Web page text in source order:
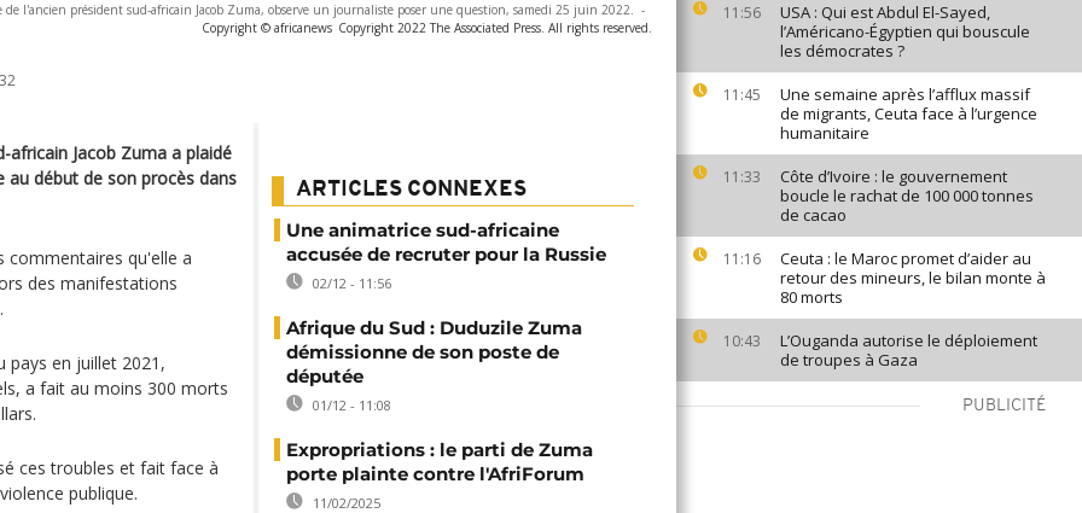
11:56
USA : Qui est Abdul El-Sayed,
l’Américano-Égyptien qui bouscule
les démocrates ?
11:45
Une semaine après l’afflux massif
de migrants, Ceuta face à l’urgence
humanitaire
11:33
Côte d’Ivoire : le gouvernement
boucle le rachat de 100 000 tonnes
de cacao
11:16
Ceuta : le Maroc promet d’aider au
retour des mineurs, le bilan monte à
80 morts
10:43
L’Ouganda autorise le déploiement
de troupes à Gaza
PUBLICITÉ
l'ancien président sud-africain Jacob Zuma, observe un journaliste poser une question, samedi 25 juin 2022. -
Copyright © africanews Copyright 2022 The Associated Press. All rights reserved.
africain Jacob Zuma a plaidé
au début de son procès dans
commentaires qu'elle a
des manifestations
pays en juillet 2021,
a fait au moins 300 morts
ces troubles et fait face à
publique.
ARTICLES CONNEXES
Une animatrice sud-africaine
accusée de recruter pour la Russie
02/12 - 11:56
Afrique du Sud : Duduzile Zuma
démissionne de son poste de
députée
01/12 - 11:08
Expropriations : le parti de Zuma
porte plainte contre l'AfriForum
11/02/2025